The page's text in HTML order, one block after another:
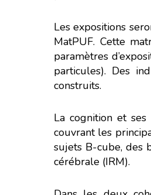
Nous avons développé
Les expositions
MatPUF. Cette
paramètres
particules). Des
construits.
La cognition et
couvrant les
sujets B-cube, des
cérébrale (IRM).